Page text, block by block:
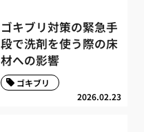
ゴキブリ対策の緊急手
段で洗剤を使う際の床
材への影響
2026.02.23
ゴキブリ